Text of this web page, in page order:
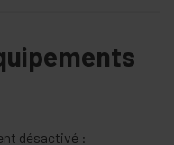
désactivé :